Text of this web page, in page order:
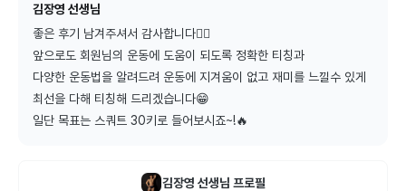
김장영 선생님
좋은 후기 남겨주셔서 감사합니다👍🏻
앞으로도 회원님의 운동에 도움이 되도록 정확한 티칭과
다양한 운동법을 알려드려 운동에 지겨움이 없고 재미를 느낄수 있게
최선을 다해 티칭해 드리겠습니다😁
일단 목표는 스쿼트 30키로 들어보시죠~!🔥
김장영 선생님 프로필